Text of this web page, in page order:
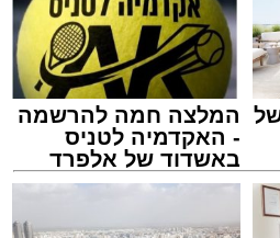
המלצה חמה להרשמה
- האקדמיה לטניס
באשדוד של אלפרד
קריאולנסקי - לילדים